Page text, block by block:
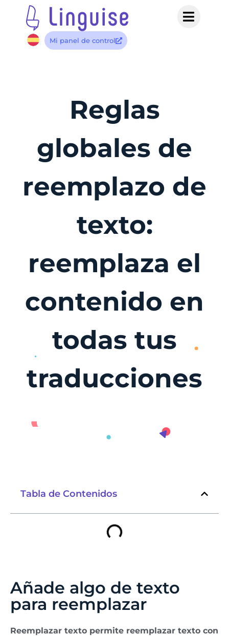
Mi panel de control
Reglas
globales de
reemplazo de
texto:
reemplaza el
contenido en
todas tus
traducciones
Tabla de Contenidos
Añade algo de texto
para reemplazar
Reemplazar texto permite reemplazar texto con